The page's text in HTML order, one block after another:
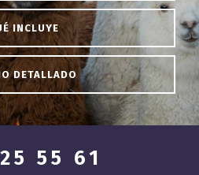
INCLUYE
DETALLADO
55 61